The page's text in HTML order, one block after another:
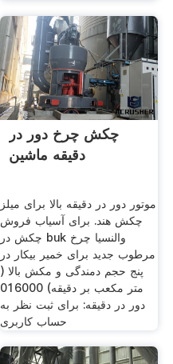
چکش چرخ دور در
دقیقه ماشین
موتور دور در دقیقه بالا برای میلز
چکش هند. برای آسیاب فروش
چکش در buk والنسیا چرخ
مرطوب جدید برای خمیر بیکار در
پنج حجم دمندگی و مکش بالا (
متر مکعب بر دقیقه) 016000
دور در دقیقه: برای ثبت نظر به
حساب کاربری